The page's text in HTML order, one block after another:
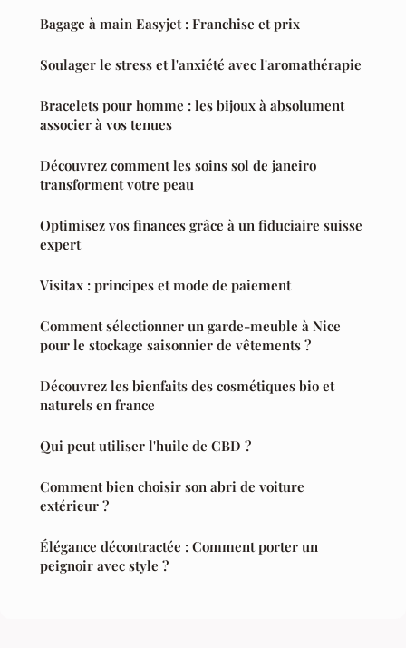
Bagage à main Easyjet : Franchise et prix
Soulager le stress et l'anxiété avec l'aromathérapie
Bracelets pour homme : les bijoux à absolument
associer à vos tenues
Découvrez comment les soins sol de janeiro
transforment votre peau
Optimisez vos finances grâce à un fiduciaire suisse
expert
Visitax : principes et mode de paiement
Comment sélectionner un garde-meuble à Nice
pour le stockage saisonnier de vêtements ?
Découvrez les bienfaits des cosmétiques bio et
naturels en france
Qui peut utiliser l'huile de CBD ?
Comment bien choisir son abri de voiture
extérieur ?
Élégance décontractée : Comment porter un
peignoir avec style ?